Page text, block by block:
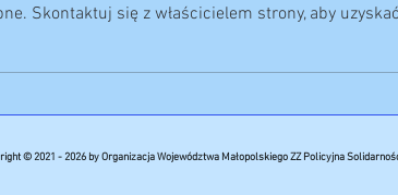
Skontaktuj się z właścicielem strony, aby uzyskać
© 2021 - 2026 by Organizacja Województwa Małopolskiego ZZ Policyjna